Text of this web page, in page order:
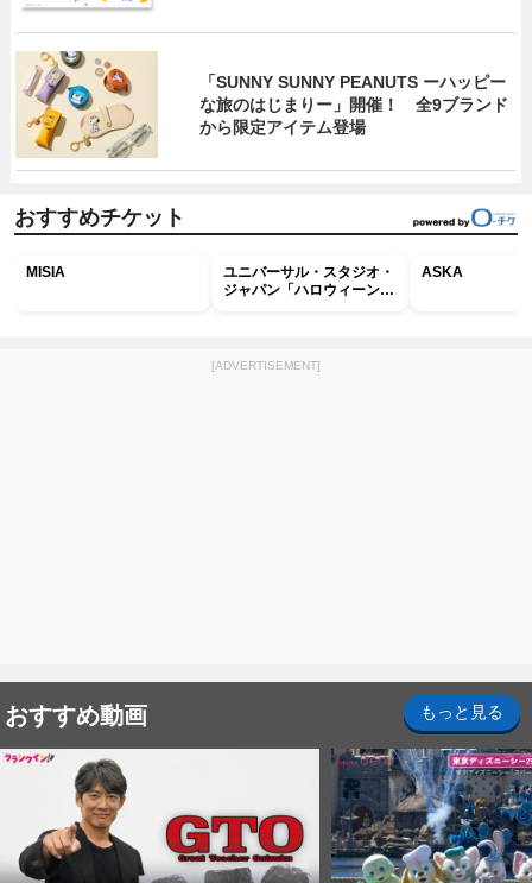
「SUNNY SUNNY PEANUTS ーハッピー
な旅のはじまりー」開催！ 全9ブランド
から限定アイテム登場
おすすめチケット
MISIA
ユニバーサル・スタジオ・
ジャパン「ハロウィーン・
ASKA
[ADVERTISEMENT]
おすすめ動画 もっと見る